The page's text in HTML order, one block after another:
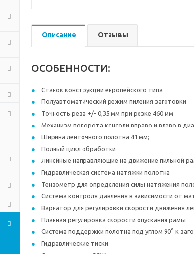
Описание Отзывы
ОСОБЕННОСТИ:
Станок конструкции европейского типа
Полуавтоматический режим пиления заготовки
Точность реза +/- 0,35 мм при резке 460 мм
Механизм поворота консоли вправо и влево в
Ширина ленточного полотна 41 мм;
Полный цикл обработки
Линейные направляющие на движение пильной
Гидравлическая система натяжки полотна
Тензометр для определения силы натяжения
Система контроля давления в зависимости от
Вариатор для регулировки скорости движения
Плавная регулировка скорости опускания рамы
Система поддержки полотна под углом 90° к
Гидравлические тиски